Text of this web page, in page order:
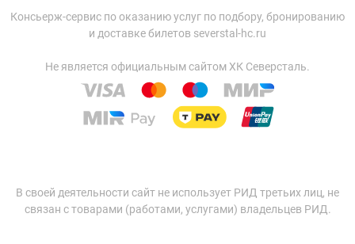
Консьерж-сервис по оказанию услуг по подбору, бронированию
и доставке билетов severstal-hc.ru
Не является официальным сайтом ХК Северсталь.
В своей деятельности сайт не использует РИД третьих лиц, не
связан с товарами (работами, услугами) владельцев РИД.